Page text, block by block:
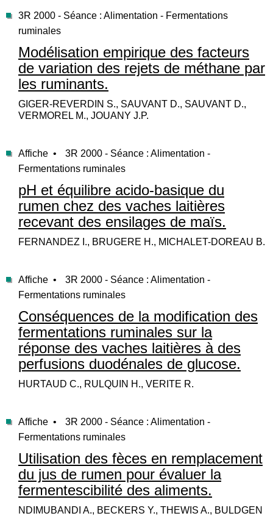
3R 2000 - Séance : Alimentation - Fermentations
ruminales
Modélisation empirique des facteurs
de variation des rejets de méthane par
les ruminants.
GIGER-REVERDIN S., SAUVANT D., SAUVANT D.,
VERMOREL M., JOUANY J.P.
Affiche •
3R 2000 - Séance : Alimentation -
Fermentations ruminales
pH et équilibre acido-basique du
rumen chez des vaches laitières
recevant des ensilages de maïs.
FERNANDEZ I., BRUGERE H., MICHALET-DOREAU B.
Affiche •
3R 2000 - Séance : Alimentation -
Fermentations ruminales
Conséquences de la modification des
fermentations ruminales sur la
réponse des vaches laitières à des
perfusions duodénales de glucose.
HURTAUD C., RULQUIN H., VERITE R.
Affiche •
3R 2000 - Séance : Alimentation -
Fermentations ruminales
Utilisation des fèces en remplacement
du jus de rumen pour évaluer la
fermentescibilité des aliments.
NDIMUBANDI A., BECKERS Y., THEWIS A., BULDGEN